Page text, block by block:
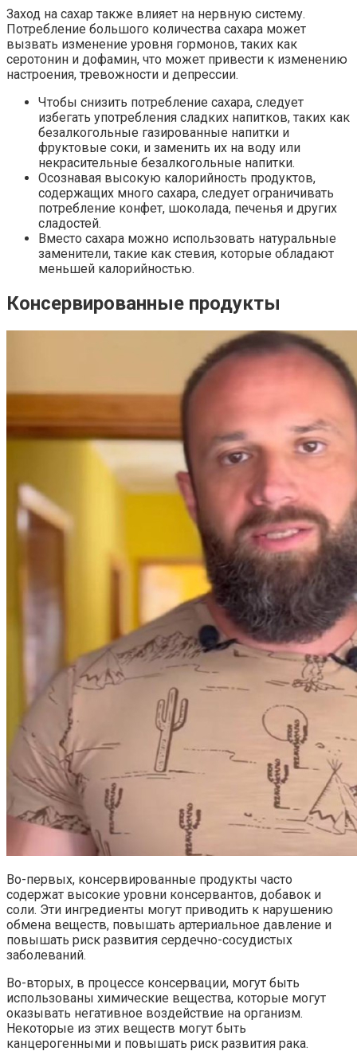
Заход на сахар также влияет на нервную систему.
Потребление большого количества сахара может
вызвать изменение уровня гормонов, таких как
серотонин и дофамин, что может привести к изменению
настроения, тревожности и депрессии.
Чтобы снизить потребление сахара, следует
избегать употребления сладких напитков, таких как
безалкогольные газированные напитки и
фруктовые соки, и заменить их на воду или
некрасительные безалкогольные напитки.
Осознавая высокую калорийность продуктов,
содержащих много сахара, следует ограничивать
потребление конфет, шоколада, печенья и других
сладостей.
Вместо сахара можно использовать натуральные
заменители, такие как стевия, которые обладают
меньшей калорийностью.
Консервированные продукты
Во-первых, консервированные продукты часто
содержат высокие уровни консервантов, добавок и
соли. Эти ингредиенты могут приводить к нарушению
обмена веществ, повышать артериальное давление и
повышать риск развития сердечно-сосудистых
заболеваний.
Во-вторых, в процессе консервации, могут быть
использованы химические вещества, которые могут
оказывать негативное воздействие на организм.
Некоторые из этих веществ могут быть
канцерогенными и повышать риск развития рака.